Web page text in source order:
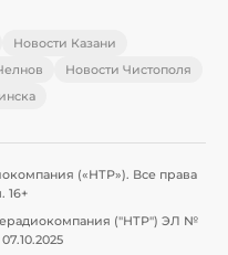
Новости Казани
Новости Чистополя
(«НТР»). Все права
16+
("НТР") ЭЛ №